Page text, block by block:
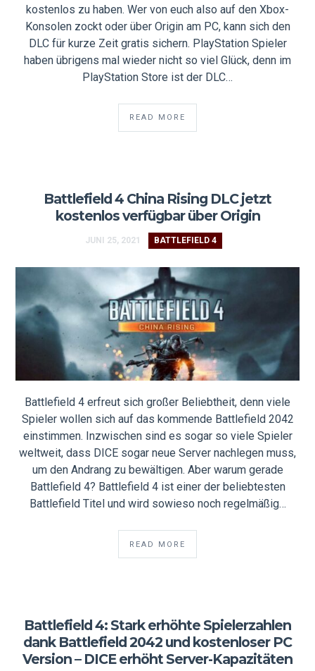
kostenlos zu haben. Wer von euch also auf den Xbox-
Konsolen zockt oder über Origin am PC, kann sich den
DLC für kurze Zeit gratis sichern. PlayStation Spieler
haben übrigens mal wieder nicht so viel Glück, denn im
PlayStation Store ist der DLC…
READ MORE
Battlefield 4 China Rising DLC jetzt
kostenlos verfügbar über Origin
JUNI 25, 2021 BATTLEFIELD 4
Battlefield 4 erfreut sich großer Beliebtheit, denn viele
Spieler wollen sich auf das kommende Battlefield 2042
einstimmen. Inzwischen sind es sogar so viele Spieler
weltweit, dass DICE sogar neue Server nachlegen muss,
um den Andrang zu bewältigen. Aber warum gerade
Battlefield 4? Battlefield 4 ist einer der beliebtesten
Battlefield Titel und wird sowieso noch regelmäßig…
READ MORE
Battlefield 4: Stark erhöhte Spielerzahlen
dank Battlefield 2042 und kostenloser PC
Version – DICE erhöht Server-Kapazitäten